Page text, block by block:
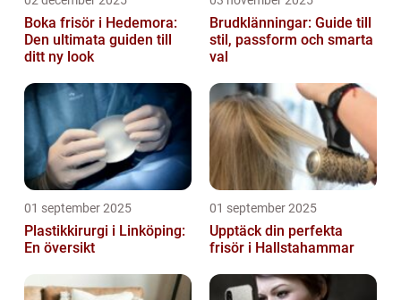
Boka frisör i Hedemora:
Den ultimata guiden till
ditt ny look
Brudklänningar: Guide till
stil, passform och smarta
val
01 september 2025
Plastikkirurgi i Linköping:
En översikt
01 september 2025
Upptäck din perfekta
frisör i Hallstahammar